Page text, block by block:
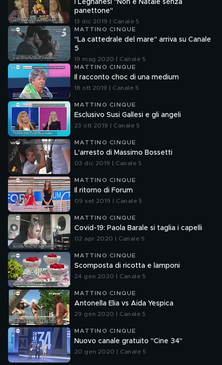
I Legnanesi "Non è Natale senza
panettone"
13 dic 2019 | Canale 5
MATTINO CINQUE
"La cattedrale del mare" arriva su Canale
5
19 mag 2020 | Canale 5
MATTINO CINQUE
Il racconto choc di una medium
18 ott 2019 | Canale 5
MATTINO CINQUE
Esclusivo Susi Gallesi e gli angeli
23 ott 2019 | Canale 5
MATTINO CINQUE
L'arresto di Massimo Bossetti
03 dic 2019 | Canale 5
MATTINO CINQUE
Il ritorno di Forum
09 set 2019 | Canale 5
MATTINO CINQUE
Covid-19: Paola Barale si taglia i capelli
02 apr 2020 | Canale 5
MATTINO CINQUE
Scomposta di ricotta e lamponi
24 gen 2020 | Canale 5
MATTINO CINQUE
Antonella Elia vs Aida Yespica
29 gen 2020 | Canale 5
MATTINO CINQUE
Nuovo canale gratuito "Cine 34"
20 gen 2020 | Canale 5